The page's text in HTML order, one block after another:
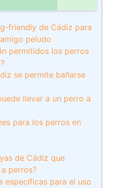
friendly de Cádiz para
peludo
permitidos los perros
se permite bañarse
llevar a un perro a
para los perros en
de Cádiz que
perros?
específicas para el uso